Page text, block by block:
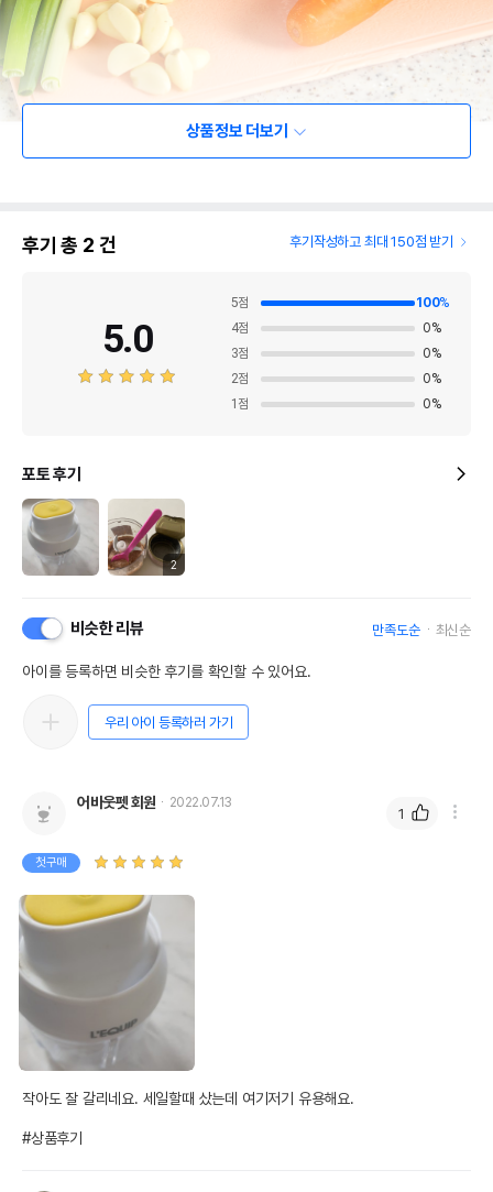
상품정보 더보기
후기 총 2 건 후기작성하고 최대 150점 받기
5.0
5점 100%
4점 0%
3점 0%
2점 0%
1 점 0%
포토 후기
2
비슷한 리뷰 만족도순 최신순
아이를 등록하면 비슷한 후기를 확인할 수 있어요.
우리 아이 등록하러 가기
어바웃펫 회원 2022.07.13
첫구매
작아도 잘 갈리네요. 세일할때 샀는데 여기저기 유용해요.
#상품후기
1